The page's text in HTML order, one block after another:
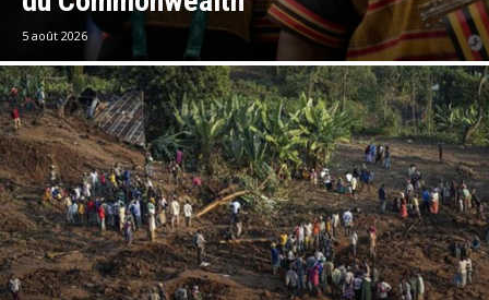
5 août 2026